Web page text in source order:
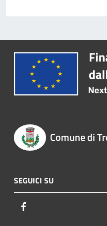
Comune di
SEGUICI SU